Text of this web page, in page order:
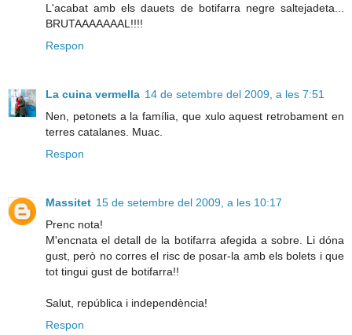
L'acabat amb els dauets de botifarra negre saltejadeta...
BRUTAAAAAAAL!!!!
Respon
La cuina vermella 14 de setembre del 2009, a les 7:51
Nen, petonets a la família, que xulo aquest retrobament en
terres catalanes. Muac.
Respon
Massitet 15 de setembre del 2009, a les 10:17
Prenc nota!
M'encnata el detall de la botifarra afegida a sobre. Li dóna
gust, però no corres el risc de posar-la amb els bolets i que
tot tingui gust de botifarra!!
Salut, república i independència!
Respon